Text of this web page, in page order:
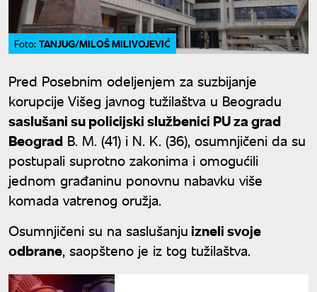
Foto: TANJUG/MILOŠ MILIVOJEVIĆ
Pred Posebnim odeljenjem za suzbijanje
korupcije Višeg javnog tužilaštva u Beogradu
saslušani su policijski službenici PU za grad
Beograd B. M. (41) i N. K. (36), osumnjičeni da su
postupali suprotno zakonima i omogućili
jednom građaninu ponovnu nabavku više
komada vatrenog oružja.
Osumnjičeni su na saslušanju izneli svoje
odbrane, saopšteno je iz tog tužilaštva.